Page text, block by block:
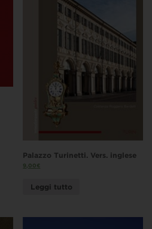
Palazzo Turinetti. Vers. inglese
9,00€
Leggi tutto